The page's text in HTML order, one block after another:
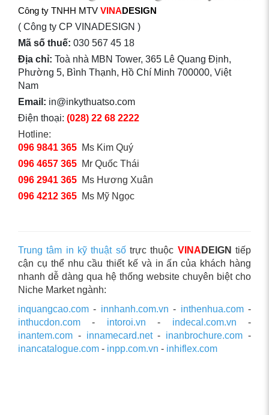
Công ty TNHH MTV VINADESIGN
( Công ty CP VINADESIGN )
Mã số thuế: 030 567 45 18
Địa chỉ: Toà nhà MBN Tower, 365 Lê Quang Định,
Phường 5, Bình Thạnh, Hồ Chí Minh 700000, Việt
Nam
Email: in@inkythuatso.com
Điện thoại: (028) 22 68 2222
Hotline:
096 9841 365 Ms Kim Quý
096 4657 365 Mr Quốc Thái
096 2941 365 Ms Hương Xuân
096 4212 365 Ms Mỹ Ngọc
Trung tâm in kỹ thuật sốtrực thuộc VINA DEIGN tiếp
cận cụ thể nhu cầu thiết kế và in ấn của khách hàng
nhanh dễ dàng qua hệ thống website chuyên biệt cho
Niche Market ngành:
inquangcao.com - innhanh.com.vn - inthenhua.com-
inthucdon.com - intoroi.vn - indecal.com.vn -
inantem.com - innamecard.net- inanbrochure.com -
inancatalogue.com - inpp.com.vn - inhiflex.com